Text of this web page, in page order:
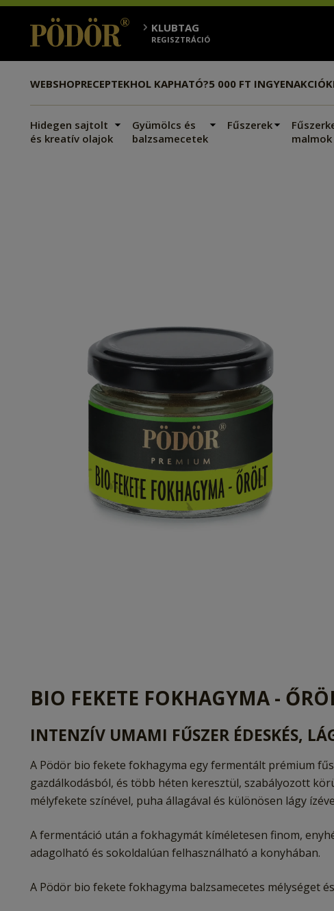
KLUBTAG
REGISZTRÁCIÓ
WEBSHOPRECEPTEKHOL KAPHATÓ?5 000 FT INGYENAKCIÓK
Hidegen sajtolt
és kreatív olajok
Gyümölcs és
balzsamecetek
Fűszerek
malmok
BIO FEKETE FOKHAGYMA -
INTENZÍV UMAMI FŰSZER ÉDESKÉS,
A Pödör bio fekete fokhagyma egy fermentált prémium
gazdálkodásból, és több héten keresztül, szabályozott
mélyfekete színével, puha állagával és különösen lágy
A fermentáció után a fokhagymát kíméletesen finom,
adagolható és sokoldalúan felhasználható a konyhában.
A Pödör bio fekete fokhagyma balzsamecetes mélységet